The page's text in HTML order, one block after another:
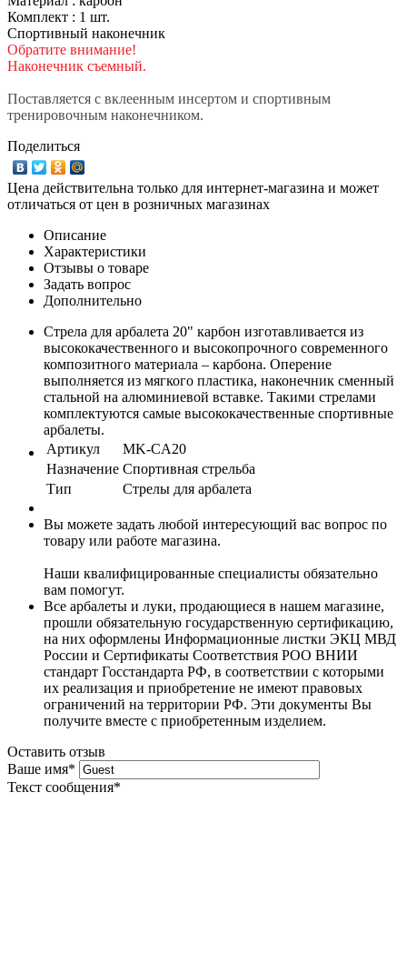
Комплект : 1 шт.
Спортивный наконечник
Обратите внимание!
Наконечник съемный.
Поставляется с вклеенным инсертом и спортивным
тренировочным наконечником.
Поделиться
Цена действительна только для интернет-магазина и может
отличаться от цен в розничных магазинах
Описание
Характеристики
Отзывы о товаре
Задать вопрос
Дополнительно
Стрела для арбалета 20" карбон изготавливается из
высококачественного и высокопрочного современного
композитного материала – карбона. Оперение
выполняется из мягкого пластика, наконечник сменный
стальной на алюминиевой вставке. Такими стрелами
комплектуются самые высококачественные спортивные
арбалеты.
Артикул
MK-CA20
Назначение Спортивная стрельба
Тип
Стрелы для арбалета
Вы можете задать любой интересующий вас вопрос по
товару или работе магазина.
Наши квалифицированные специалисты обязательно
вам помогут.
Все арбалеты и луки, продающиеся в нашем магазине,
прошли обязательную государственную сертификацию,
на них оформлены Информационные листки ЭКЦ МВД
России и Сертификаты Соответствия РОО ВНИИ
стандарт Госстандарта РФ, в соответствии с которыми
их реализация и приобретение не имеют правовых
ограничений на территории РФ. Эти документы Вы
получите вместе с приобретенным изделием.
Оставить отзыв
Ваше имя*
Текст сообщения*